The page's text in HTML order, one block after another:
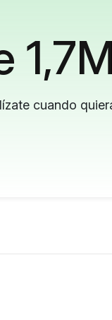
cuando